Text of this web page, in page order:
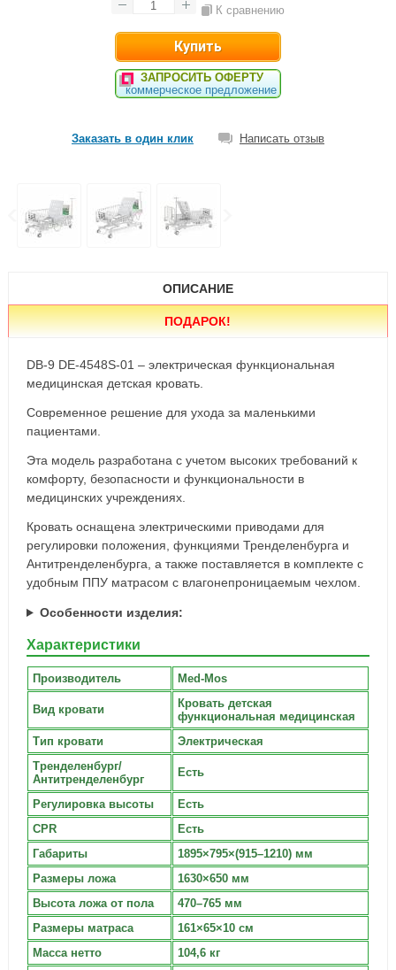
К сравнению
ЗАПРОСИТЬ ОФЕРТУ
коммерческое предложение
Заказать в один клик Написать отзыв
ОПИСАНИЕ
ПОДАРОК!
DB-9 DE-4548S-01 – электрическая функциональная
медицинская детская кровать.
Современное решение для ухода за маленькими
пациентами.
Эта модель разработана с учетом высоких требований к
комфорту, безопасности и функциональности в
медицинских учреждениях.
Кровать оснащена электрическими приводами для
регулировки положения, функциями Тренделенбурга и
Антитренделенбурга, а также поставляется в комплекте с
удобным ППУ матрасом с влагонепроницаемым чехлом.
Особенности изделия:
Характеристики
Производитель Med-Mos
Вид кровати
Кровать детская
функциональная медицинская
Тип кровати
Электрическая
Тренделенбург/
Антитренделенбург
Есть
Регулировка высоты
Есть
CPR
Есть
Габариты
1895×795×(915–1210) мм
Размеры ложа
1630×650 мм
Высота ложа от пола
470–765 мм
Размеры матраса
161×65×10 см
Масса нетто
104,6 кг